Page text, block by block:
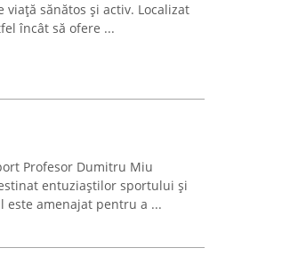
sănătos și activ. Localizat
încât să ofere ...
Profesor Dumitru Miu
entuziaștilor sportului și
este amenajat pentru a ...